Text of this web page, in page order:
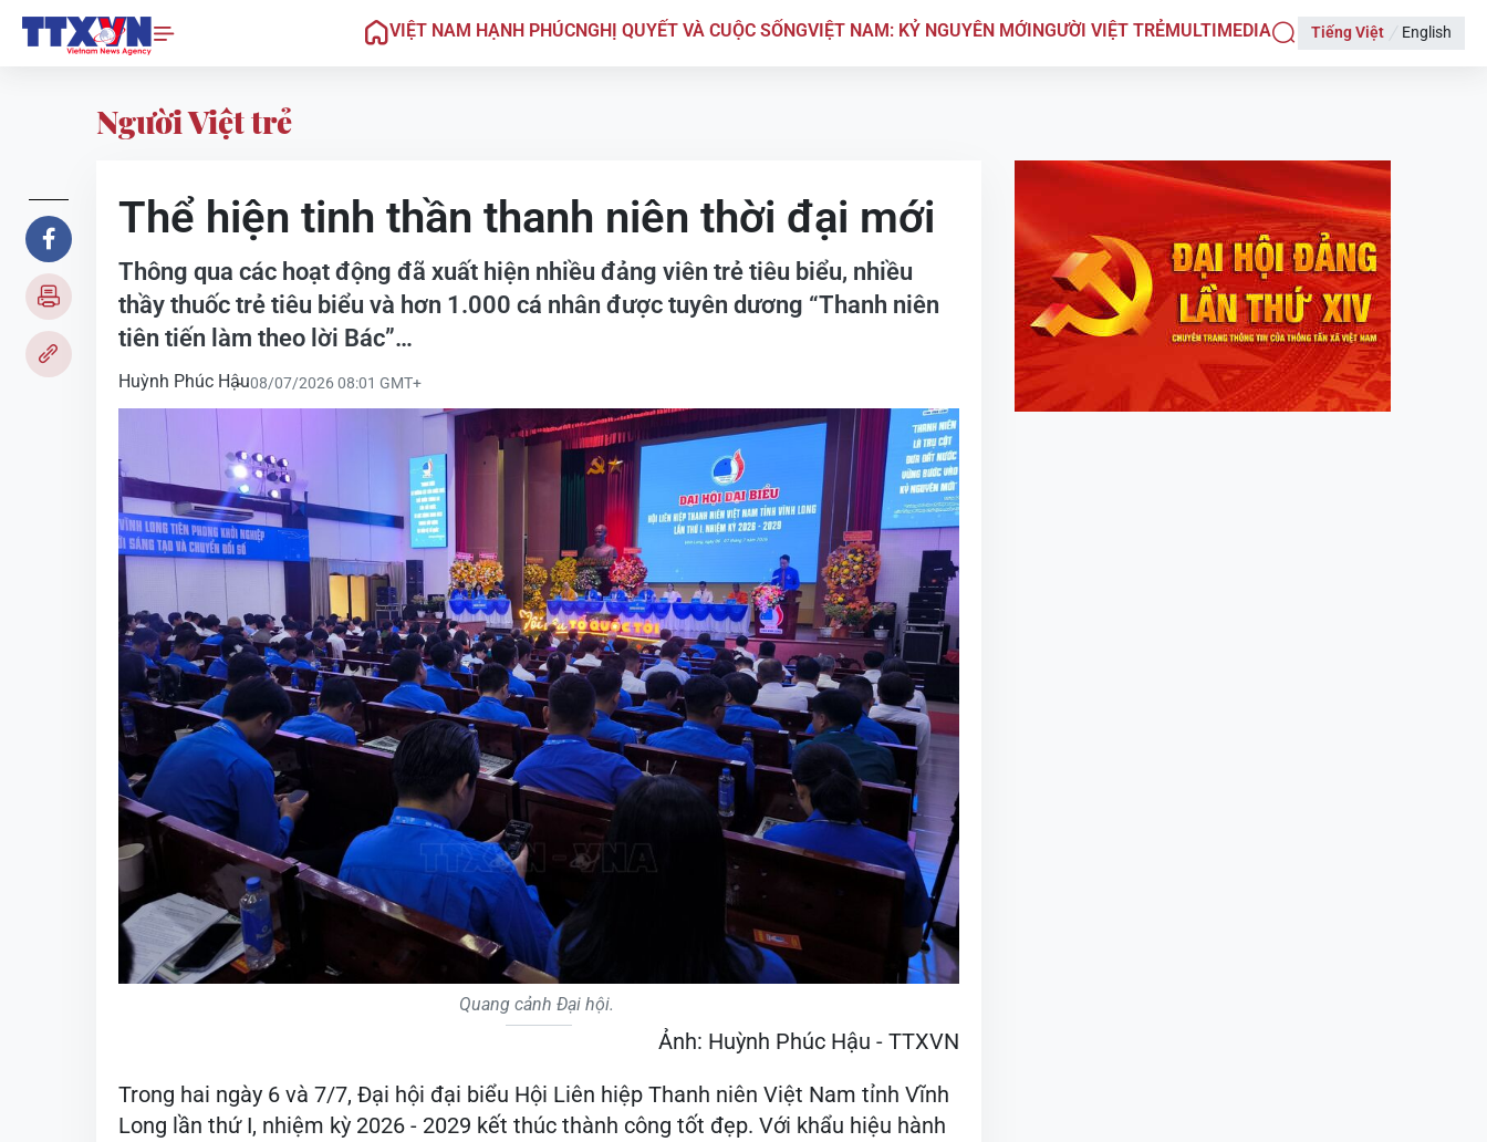
VIỆT NAM HẠNH PHÚCNGHỊ QUYẾT VÀ CUỘC SỐNGVIỆT NAM: KỶ NGUYÊN MỚINGƯỜI VIỆT TRẺMULTIMEDIA Tiếng Việt English
Người Việt trẻ
Thể hiện tinh thần thanh niên thời đại mới
Thông qua các hoạt động đã xuất hiện nhiều đảng viên trẻ tiêu biểu, nhiều
thầy thuốc trẻ tiêu biểu và hơn 1.000 cá nhân được tuyên dương “Thanh niên
tiên tiến làm theo lời Bác”…
Huỳnh Phúc Hậu08/07/2026 08:01 GMT+
Quang cảnh Đại hội.
Ảnh: Huỳnh Phúc Hậu - TTXVN
Trong hai ngày 6 và 7/7, Đại hội đại biểu Hội Liên hiệp Thanh niên Việt Nam tỉnh Vĩnh
Long lần thứ I, nhiệm kỳ 2026 - 2029 kết thúc thành công tốt đẹp. Với khẩu hiệu hành